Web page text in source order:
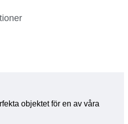
objektet för en av våra